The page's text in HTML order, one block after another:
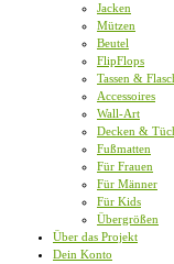
Jacken
Mützen
Beutel
FlipFlops
Tassen &
Accessoires
Wall-Art
Decken &
Fußmatten
Für Frauen
Für Männer
Für Kids
Übergrößen
Über das Projekt
Dein Konto